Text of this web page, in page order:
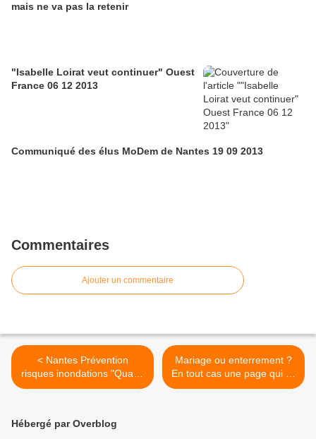
mais ne va pas la retenir
"Isabelle Loirat veut continuer" Ouest
France 06 12 2013
Communiqué des élus MoDem de Nantes 19 09 2013
Commentaires
Ajouter un commentaire
< Nantes Prévention
risques inondations "Quand
l'eau rouille la machine" Le
Mariage ou enterrement ?
En tout cas une page qui se
tourne 06 11 2013 >
Hébergé par Overblog